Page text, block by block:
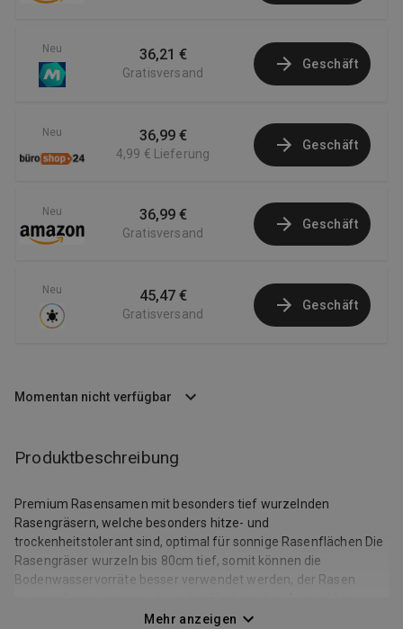
Neu 36,21 €
Gratisversand
Geschäft
Neu 36,99 €
4,99 € Lieferung
Geschäft
Neu 36,99 €
Gratisversand
Geschäft
Neu 45,47 €
Gratisversand
Geschäft
Momentan nicht verfügbar
Produktbeschreibung
Premium Rasensamen mit besonders tief wurzelnden
Rasengräsern, welche besonders hitze- und
trockenheitstolerant sind, optimal für sonnige Rasenflächen Die
Rasengräser wurzeln bis 80cm tief, somit können die
Bodenwasservorräte besser verwendet werden, der Rasen
Rasensorten, die etwas länger für die Keimung benötigen,
Mehr anzeigen